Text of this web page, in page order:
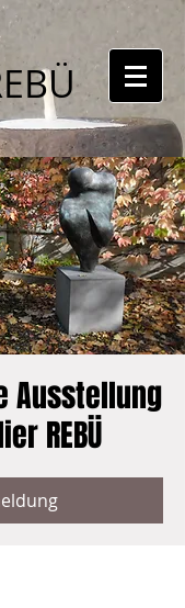
Ausstellung
REBÜ